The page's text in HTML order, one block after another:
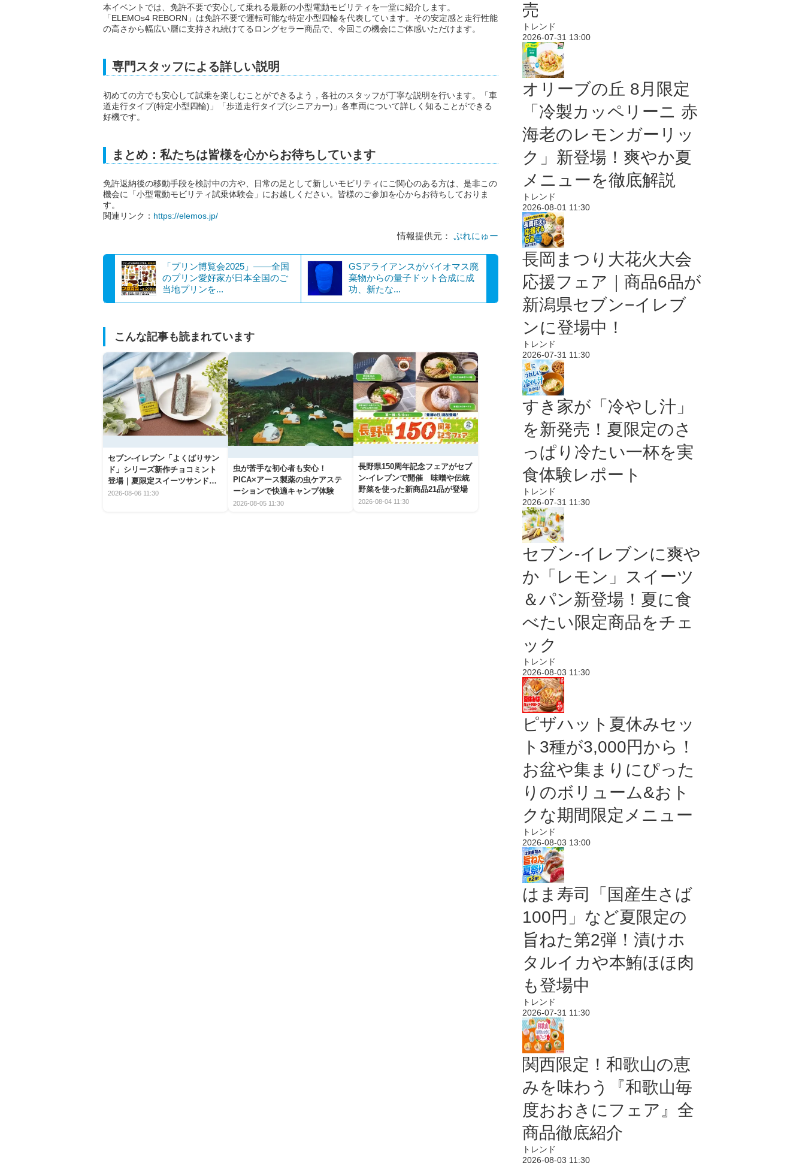
本イベントでは、免許不要で安心して乗れる最新の小型電動モビリティを一堂に紹介します。
「ELEMOs4 REBORN」は免許不要で運転可能な特定小型四輪を代表しています。その安定感と走行性能
の高さから幅広い層に支持され続けてるロングセラー商品で、今回この機会にご体感いただけます。
専門スタッフによる詳しい説明
初めての方でも安心して試乗を楽しむことができるよう，各社のスタッフが丁寧な説明を行います。「車
道走行タイプ(特定小型四輪)」「歩道走行タイプ(シニアカー)」各車両について詳しく知ることができる
好機です。
まとめ：私たちは皆様を心からお待ちしています
免許返納後の移動手段を検討中の方や、日常の足として新しいモビリティにご関心のある方は、是非この
機会に「小型電動モビリティ試乗体験会」にお越しください。皆様のご参加を心からお待ちしておりま
す。
関連リンク： https://elemos.jp/
情報提供元： ぷれにゅー
「プリン博覧会2025」――全国
のプリン愛好家が日本全国のご
当地プリンを...
GSアライアンスがバイオマス廃
棄物からの量子ドット合成に成
功、新たな...
こんな記事も読まれています
セブン‐イレブン「よくばりサン
ド」シリーズ新作チョコミント
登場｜夏限定スイーツサンドの
爽快な魅力
2026-08-06 11:30
虫が苦手な初心者も安心！
PICA×アース製薬の虫ケアステ
ーションで快適キャンプ体験
2026-08-05 11:30
長野県150周年記念フェアがセブ
ン-イレブンで開催 味噌や伝統
野菜を使った新商品21品が登場
2026-08-04 11:30
売
トレンド
2026-07-31 13:00
オリーブの丘 8月限定
「冷製カッペリーニ 赤
海老のレモンガーリッ
ク」新登場！爽やか夏
メニューを徹底解説
トレンド
2026-08-01 11:30
長岡まつり大花火大会
応援フェア｜商品6品が
新潟県セブン−イレブ
ンに登場中！
トレンド
2026-07-31 11:30
すき家が「冷やし汁」
を新発売！夏限定のさ
っぱり冷たい一杯を実
食体験レポート
トレンド
2026-07-31 11:30
セブン‐イレブンに爽や
か「レモン」スイーツ
＆パン新登場！夏に食
べたい限定商品をチェ
ック
トレンド
2026-08-03 11:30
ピザハット夏休みセッ
ト3種が3,000円から！
お盆や集まりにぴった
りのボリューム&おト
クな期間限定メニュー
トレンド
2026-08-03 13:00
はま寿司「国産生さば
100円」など夏限定の
旨ねた第2弾！漬けホ
タルイカや本鮪ほほ肉
も登場中
トレンド
2026-07-31 11:30
関西限定！和歌山の恵
みを味わう『和歌山毎
度おおきにフェア』全
商品徹底紹介
トレンド
2026-08-03 11:30